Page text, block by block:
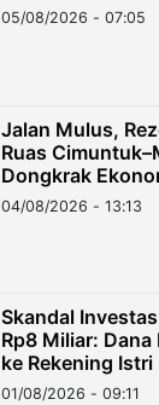
05/08/2026 - 07:05
Jalan Mulus,
Ruas
Dongkrak
04/08/2026 - 13:13
Skandal
Rp8 Miliar:
ke Rekening
Timur
01/08/2026 - 09:11